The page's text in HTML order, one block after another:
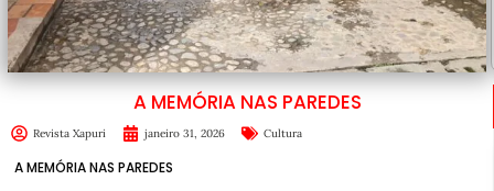
A MEMÓRIA NAS PAREDES
Revista Xapuri janeiro 31, 2026 Cultura
A MEMÓRIA NAS PAREDES